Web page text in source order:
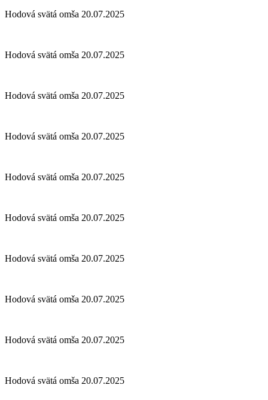
Hodová svätá omša 20.07.2025
Hodová svätá omša 20.07.2025
Hodová svätá omša 20.07.2025
Hodová svätá omša 20.07.2025
Hodová svätá omša 20.07.2025
Hodová svätá omša 20.07.2025
Hodová svätá omša 20.07.2025
Hodová svätá omša 20.07.2025
Hodová svätá omša 20.07.2025
Hodová svätá omša 20.07.2025